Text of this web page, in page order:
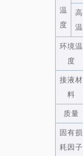
温
度
高
温
环境温
度
接液材
料
质量
固有损
耗因子